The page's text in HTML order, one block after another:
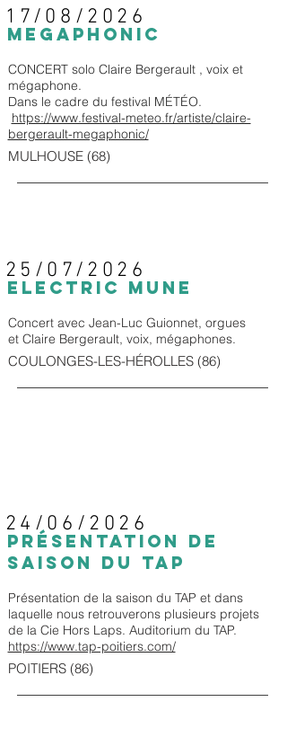
17/08/2026
MEGAPHONIC
CONCERT solo Claire Bergerault , voix et
mégaphone.
Dans le cadre du festival MÉTÉO.
https://www.festival-meteo.fr/artiste/claire-
bergerault-megaphonic/
MULHOUSE (68)
25/07/2026
ELECTRIC MUNE
Concert avec Jean-Luc Guionnet, orgues
et Claire Bergerault, voix, mégaphones.
COULONGES-LES-HÉROLLES (86)
24/06/2026
PRÉSENTATION DE
SAISON DU TAP
Présentation de la saison du TAP et dans
laquelle nous retrouverons plusieurs projets
de la Cie Hors Laps. Auditorium du TAP.
https://www.tap-poitiers.com/
POITIERS (86)